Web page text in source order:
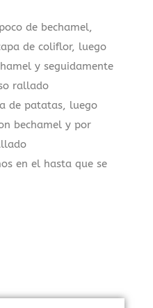
de bechamel,
de coliflor, luego
y seguidamente
rallado
de patatas, luego
bechamel y por
en el hasta que se